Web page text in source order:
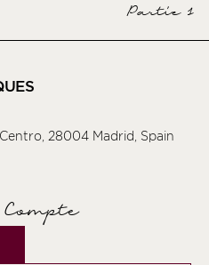
Partie 1
28004 Madrid, Spain